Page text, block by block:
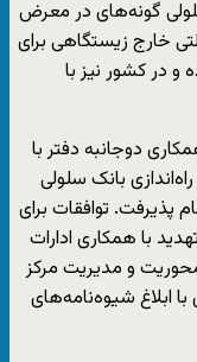
گونه‌های در معرض
خارج زیستگاهی برای
و در کشور نیز با
دوجانبه دفتر با
بانک سلولی
توافقات برای
در معرض تهدید با همکاری ادارات
و مدیریت مرکز
ابلاغ شیوه‌نامه‌های